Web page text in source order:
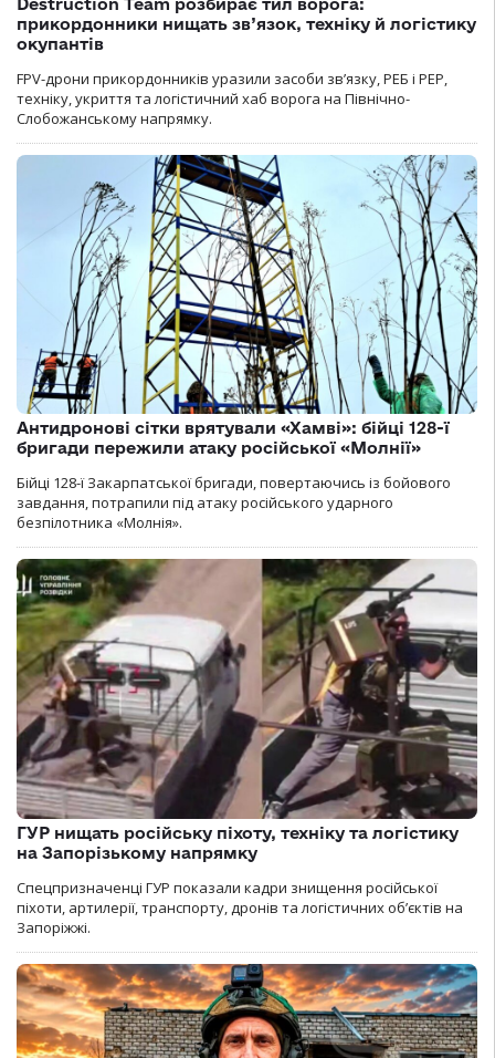
прикордонники нищать зв’язок, техніку й логістику
окупантів
FPV-дрони прикордонників уразили засоби зв’язку, РЕБ і РЕР,
техніку, укриття та логістичний хаб ворога на Північно-
Слобожанському напрямку.
Антидронові сітки врятували «Хамві»: бійці 128-ї
бригади пережили атаку російської «Молнії»
Бійці 128-ї Закарпатської бригади, повертаючись із бойового
завдання, потрапили під атаку російського ударного
безпілотника «Молнія».
ГУР нищать російську піхоту, техніку та логістику
на Запорізькому напрямку
Спецпризначенці ГУР показали кадри знищення російської
піхоти, артилерії, транспорту, дронів та логістичних об’єктів на
Запоріжжі.